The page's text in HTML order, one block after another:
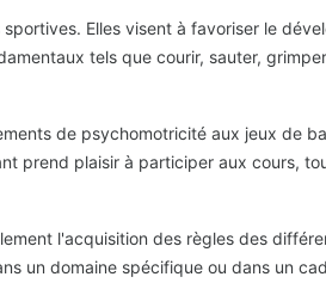
Elles visent à favoriser le
tels que courir, sauter,
de psychomotricité aux jeux de
prend plaisir à participer aux cours,
l'acquisition des règles des
un domaine spécifique ou dans un